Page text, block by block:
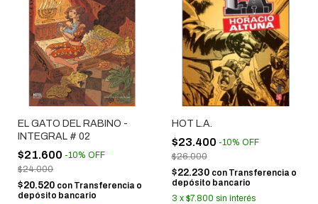
EL GATO DEL RABINO -
INTEGRAL # 02
$21.600 -10% OFF
$24.000
$20.520 con Transferencia o
depósito bancario
HOT L.A.
$23.400 -10% OFF
$26.000
$22.230 con Transferencia o
depósito bancario
3 x $7.800 sin interés